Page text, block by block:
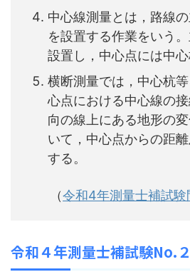
中心線測量とは，路線
を設置する作業をいう
設置し，中心点には中心
横断測量では，中心杭
心点における中心線の
向の線上にある地形の
いて，中心点からの距
する。
（令和4年測量士補試験
令和４年測量士補試験No.